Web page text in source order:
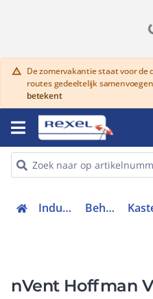
warning De zomervakantie staat voor
routes gedeeltelijk
betekent
Industriele componenten Behuizingen en kasten
nVent Hoffman